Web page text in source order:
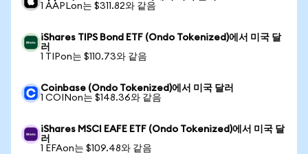
1 AAPLon는 $311.82와 같음
iShares TIPS Bond ETF (Ondo Tokenized)에서 미국 달
러
1 TIPon는 $110.73와 같음
Coinbase (Ondo Tokenized)에서 미국 달러
1 COINon는 $148.36와 같음
iShares MSCI EAFE ETF (Ondo Tokenized)에서 미국 달
러
1 EFAon는 $109.48와 같음